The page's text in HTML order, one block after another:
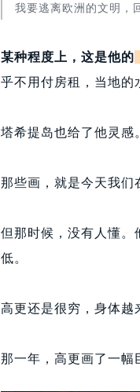
我要逃离欧洲的文明，
某种程度上，这是他的
乎不用付房租，当地的
塔希提岛也给了他灵感
那些画，就是今天我们
但那时候，没有人懂。
低。
高更还是很穷，身体越
那一年，高更画了一幅